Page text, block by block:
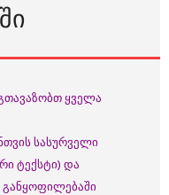
ყველა
სასურველი
ტექსტი) და
განყოფილებაში